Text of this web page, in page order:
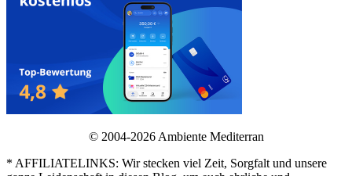
© 2004-2026 Ambiente Mediterran
* AFFILIATELINKS: Wir stecken viel Zeit, Sorgfalt und unsere